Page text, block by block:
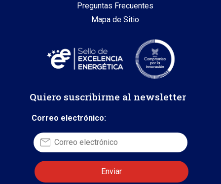
Preguntas Frecuentes
Mapa de Sitio
Quiero suscribirme al newsletter
Correo electrónico: